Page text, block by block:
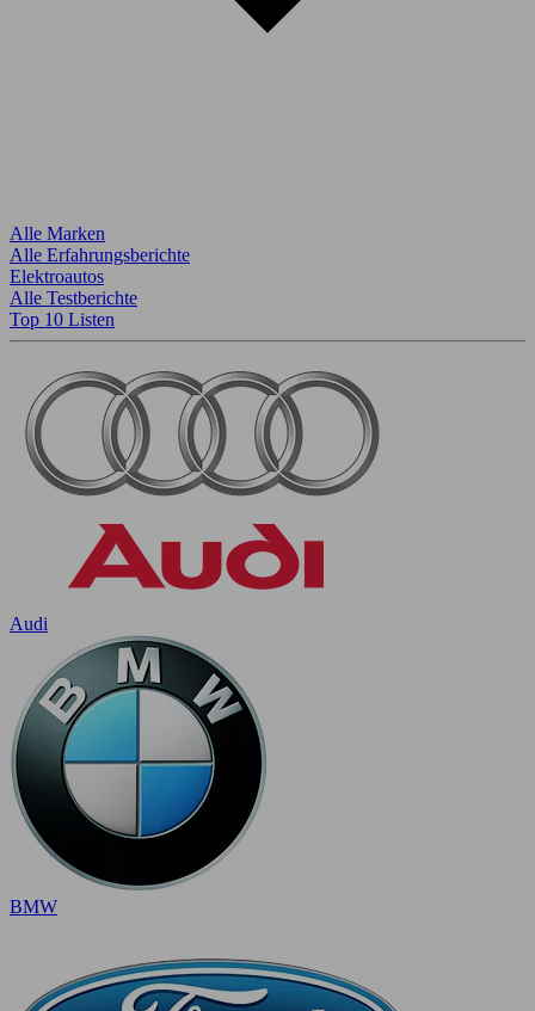
Alle Marken
Alle Erfahrungsberichte
Elektroautos
Alle Testberichte
Top 10 Listen
Audi
BMW